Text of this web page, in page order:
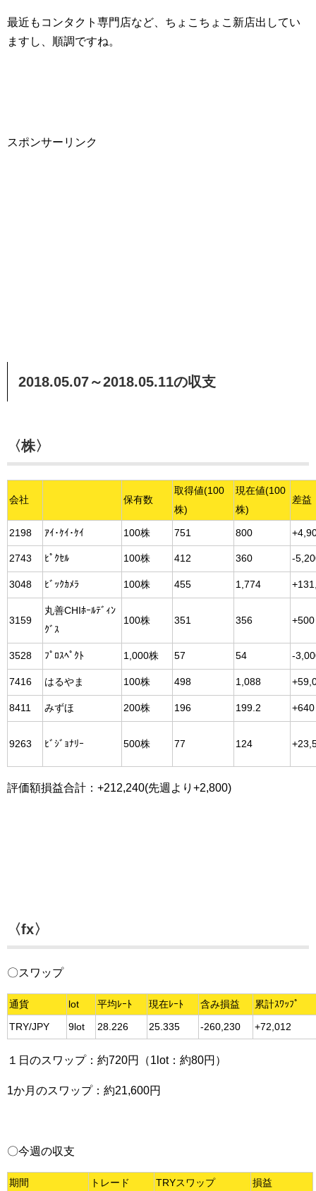
最近もコンタクト専門店など、ちょこちょこ新店出してい
ますし、順調ですね。
スポンサーリンク
2018.05.07～2018.05.11の収支
〈株〉
会社 保有数
取得値(100
株)
現在値(100
株)
差益
2198 ｱｲ･ｹｲ･ｹｲ 100株 751 800
2743 ﾋﾟｸｾﾙ 100株 412 360 -
3048 ﾋﾞｯｸｶﾒﾗ 100株 455 1,774
3159
丸善CHIﾎｰﾙﾃﾞｨﾝ
ｸﾞｽ
100株 351 356 +500
3528 ﾌﾟﾛｽﾍﾟｸﾄ 1,000株 57 54 -
7416 はるやま 100株 498 1,088
8411 みずほ 200株 196 199.2 +640
9263 ﾋﾞｼﾞｮﾅﾘｰ 500株 77 124
評価額損益合計：+212,240(先週より+2,800)
〈fx〉
〇スワップ
通貨 lot 平均ﾚｰﾄ 現在ﾚｰﾄ 含み損益 累計ｽﾜｯﾌﾟ
TRY/JPY 9lot 28.226 25.335 -260,230 +72,012
１日のスワップ：約720円（1lot：約80円）
1か月のスワップ：約21,600円
〇今週の収支
期間 トレード TRYスワップ 損益